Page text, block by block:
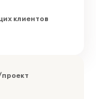
клиентов